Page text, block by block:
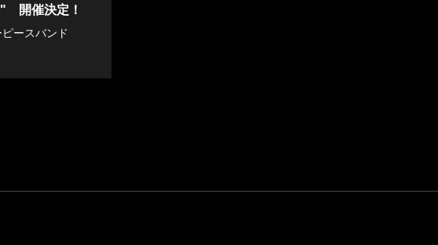
" 開催決定！
ースバンド